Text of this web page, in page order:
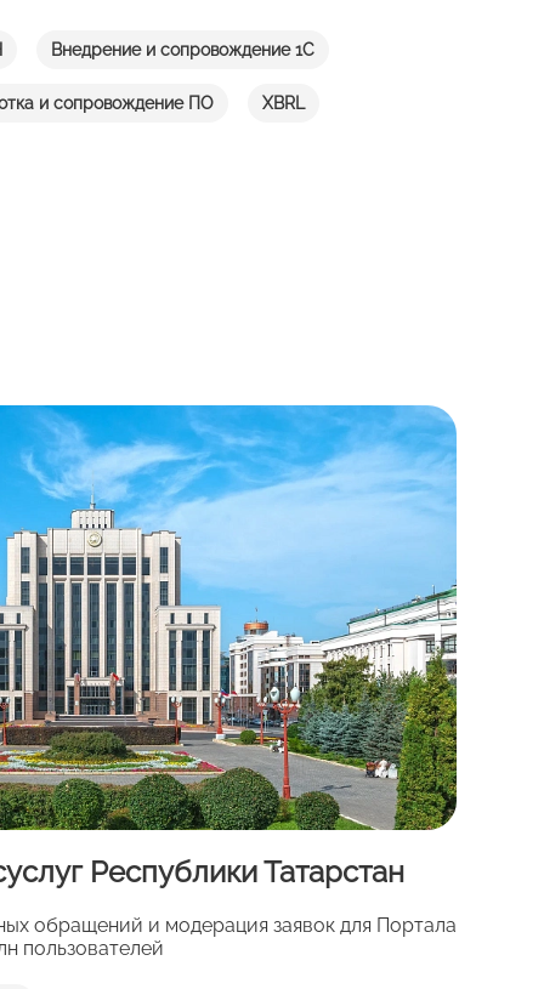
Внедрение и сопровождение 1С
и сопровождение ПО XBRL
Республики Татарстан
обращений и модерация заявок для Портала
пользователей